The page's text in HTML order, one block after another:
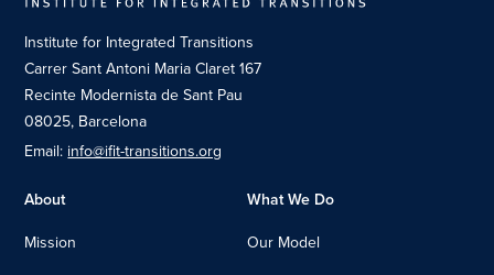
Institute for Integrated Transitions
Carrer Sant Antoni Maria Claret 167
Recinte Modernista de Sant Pau
08025, Barcelona
Email: info@ifit-transitions.org
About
Mission
What We Do
Our Model